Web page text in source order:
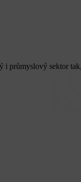
průmyslový sektor